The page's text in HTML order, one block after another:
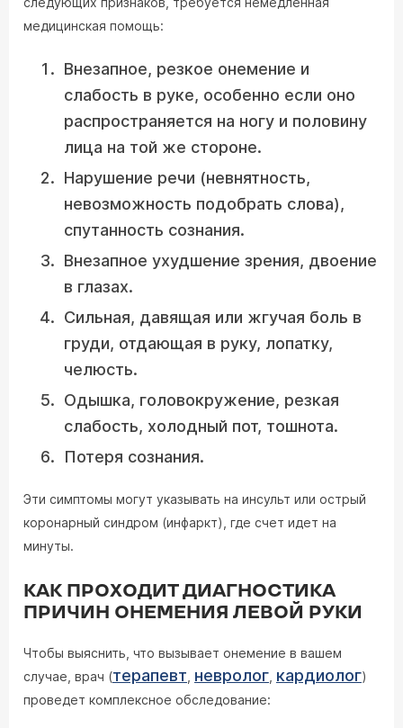
медицинская помощь:
Внезапное, резкое онемение и
слабость в руке, особенно если оно
распространяется на ногу и половину
лица на той же стороне.
Нарушение речи (невнятность,
невозможность подобрать слова),
спутанность сознания.
Внезапное ухудшение зрения, двоение
в глазах.
Сильная, давящая или жгучая боль в
груди, отдающая в руку, лопатку,
челюсть.
Одышка, головокружение, резкая
слабость, холодный пот, тошнота.
Потеря сознания.
Эти симптомы могут указывать на инсульт или острый
коронарный синдром (инфаркт), где счет идет на
минуты.
КАК ПРОХОДИТ ДИАГНОСТИКА
ПРИЧИН ОНЕМЕНИЯ ЛЕВОЙ РУКИ
Чтобы выяснить, что вызывает онемение в вашем
случае, врач (терапевт невролог кардиолог)
проведет комплексное обследование: